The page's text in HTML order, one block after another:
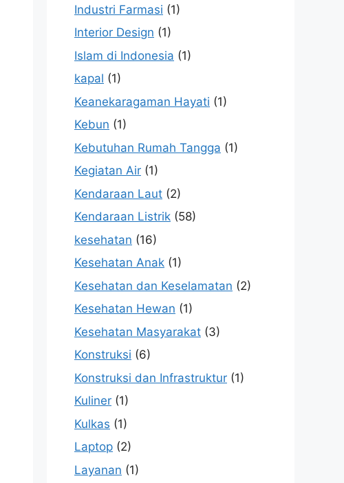
Industri Farmasi (1)
Interior Design (1)
Islam di Indonesia (1)
kapal (1)
Keanekaragaman Hayati (1)
Kebun (1)
Kebutuhan Rumah Tangga (1)
Kegiatan Air (1)
Kendaraan Laut (2)
Kendaraan Listrik (58)
kesehatan (16)
Kesehatan Anak (1)
Kesehatan dan Keselamatan (2)
Kesehatan Hewan (1)
Kesehatan Masyarakat (3)
Konstruksi (6)
Konstruksi dan Infrastruktur (1)
Kuliner (1)
Kulkas (1)
Laptop (2)
Layanan (1)